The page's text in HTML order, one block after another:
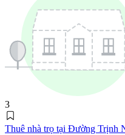
3
Thuê nhà trọ tại Đường Trịnh